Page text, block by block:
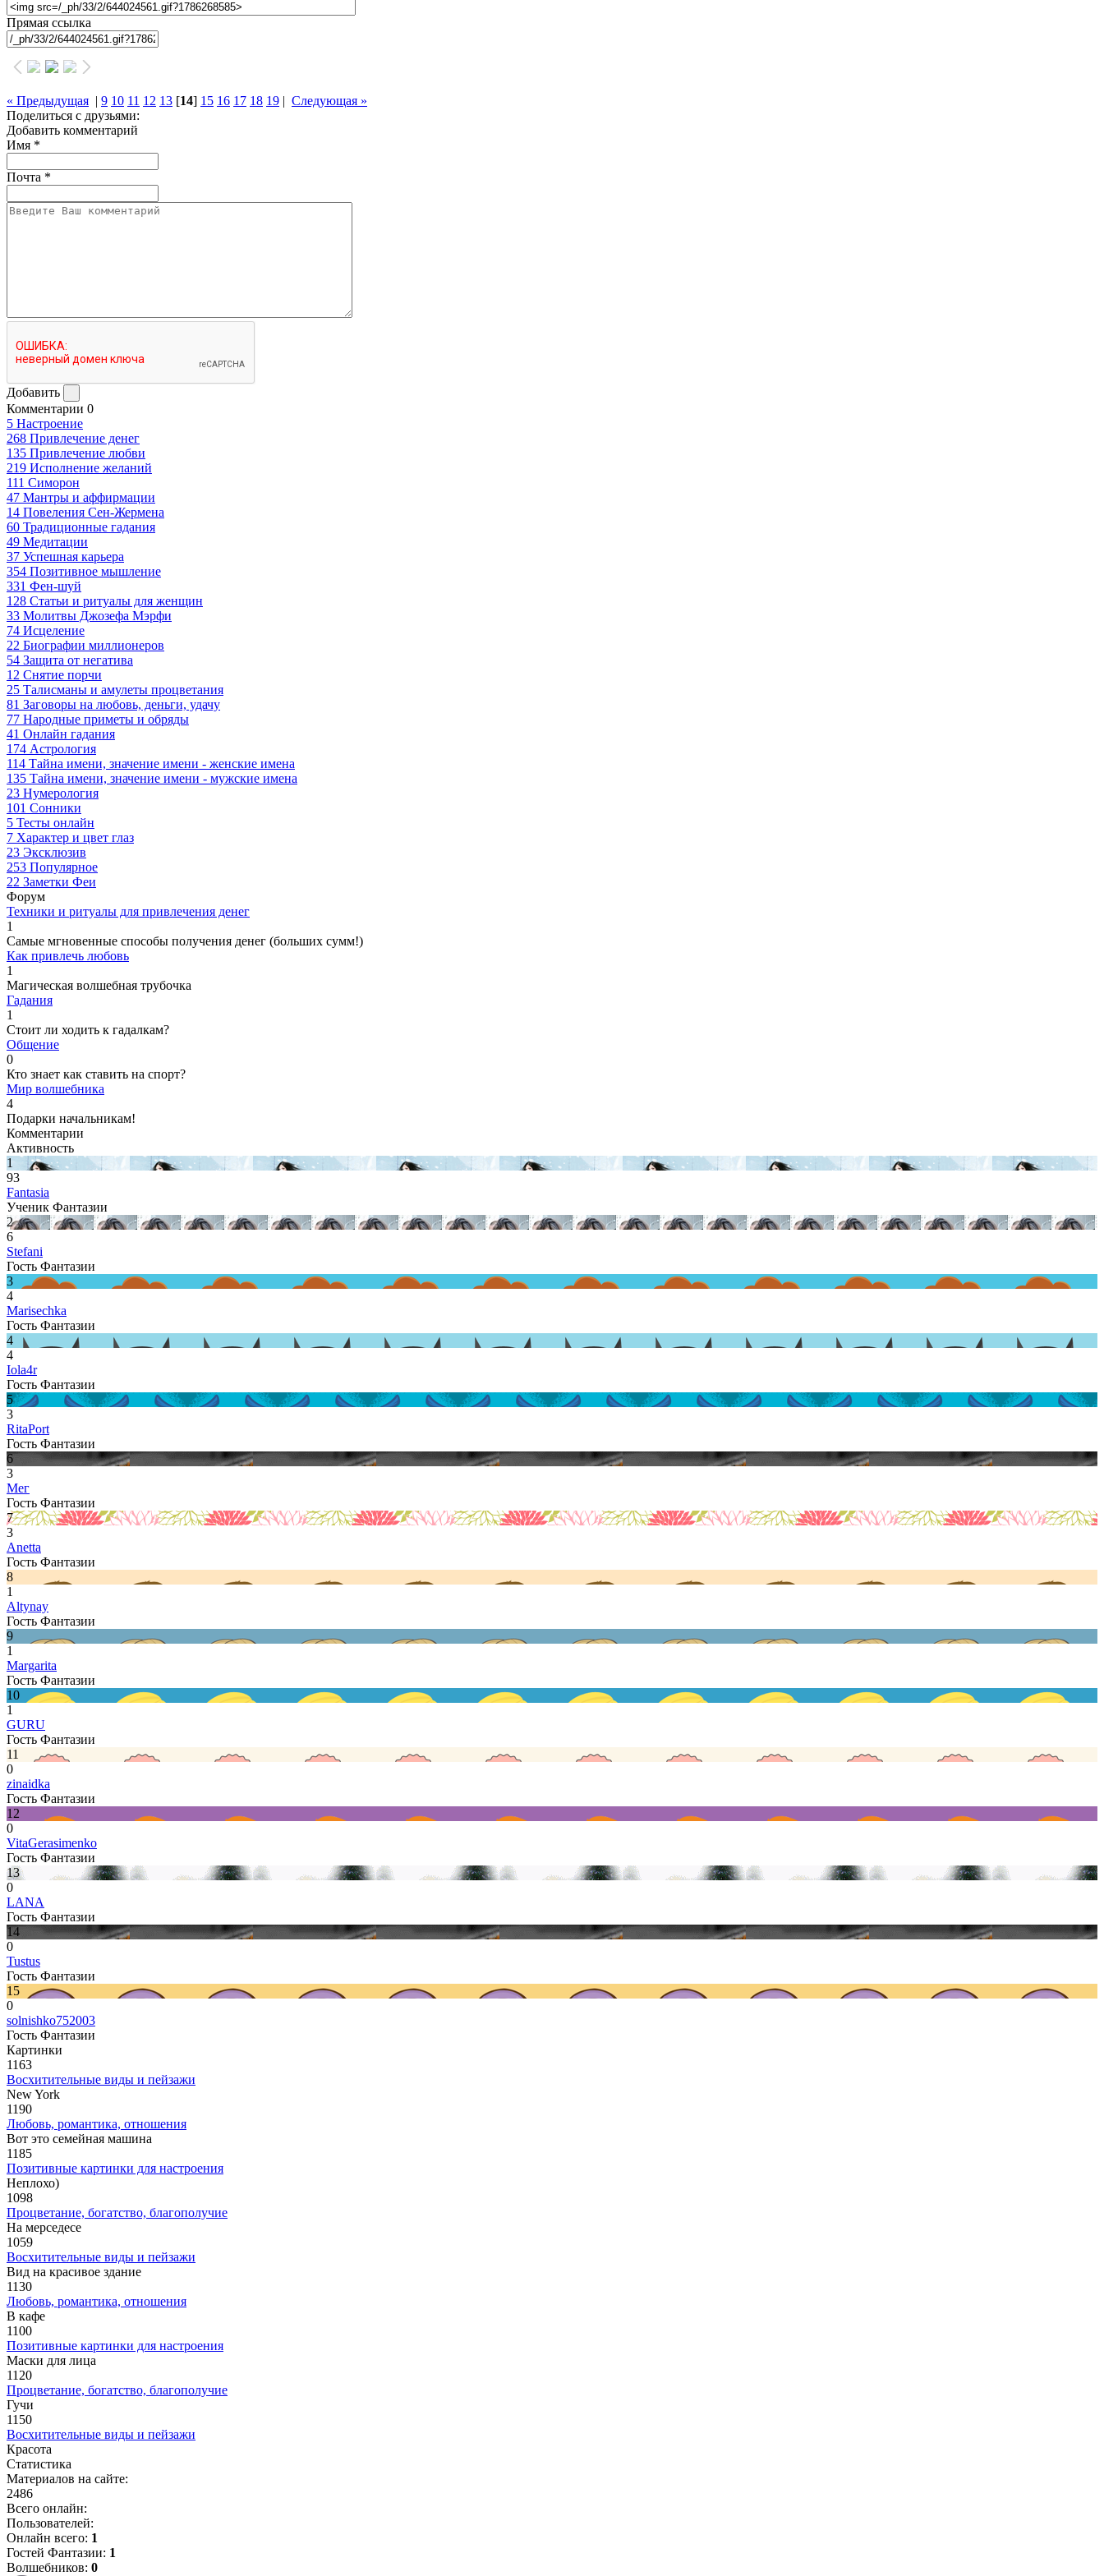
Прямая ссылка
« Предыдущая | 9 10 11 12 13 [14] 15 16 17 18 19 | Следующая »
Поделиться с друзьями:
Добавить комментарий
Имя *
Почта *
Добавить
Комментарии 0
5 Настроение
268 Привлечение денег
135 Привлечение любви
219 Исполнение желаний
111 Симорон
47 Мантры и аффирмации
14 Повеления Сен-Жермена
60 Традиционные гадания
49 Медитации
37 Успешная карьера
354 Позитивное мышление
331 Фен-шуй
128 Статьи и ритуалы для женщин
33 Молитвы Джозефа Мэрфи
74 Исцеление
22 Биографии миллионеров
54 Защита от негатива
12 Снятие порчи
25 Талисманы и амулеты процветания
81 Заговоры на любовь, деньги, удачу
77 Народные приметы и обряды
41 Онлайн гадания
174 Астрология
114 Тайна имени, значение имени - женские имена
135 Тайна имени, значение имени - мужские имена
23 Нумерология
101 Сонники
5 Тесты онлайн
7 Характер и цвет глаз
23 Эксклюзив
253 Популярное
22 Заметки Феи
Форум
Техники и ритуалы для привлечения денег
1
Самые мгновенные способы получения денег (больших сумм!)
Как привлечь любовь
1
Магическая волшебная трубочка
Гадания
1
Стоит ли ходить к гадалкам?
Общение
0
Кто знает как ставить на спорт?
Мир волшебника
4
Подарки начальникам!
Комментарии
Активность
1
93
Fantasia
Ученик Фантазии
2
6
Stefani
Гость Фантазии
3
4
Marisechka
Гость Фантазии
4
4
Iola4r
Гость Фантазии
5
3
RitaPort
Гость Фантазии
6
3
Мег
Гость Фантазии
7
3
Anetta
Гость Фантазии
8
1
Altynay
Гость Фантазии
9
1
Margarita
Гость Фантазии
10
1
GURU
Гость Фантазии
11
0
zinaidka
Гость Фантазии
12
0
VitaGerasimenko
Гость Фантазии
13
0
LANA
Гость Фантазии
14
0
Tustus
Гость Фантазии
15
0
solnishko752003
Гость Фантазии
Картинки
1163
Восхитительные виды и пейзажи
New York
1190
Любовь, романтика, отношения
Вот это семейная машина
1185
Позитивные картинки для настроения
Неплохо)
1098
Процветание, богатство, благополучие
На мерседесе
1059
Восхитительные виды и пейзажи
Вид на красивое здание
1130
Любовь, романтика, отношения
В кафе
1100
Позитивные картинки для настроения
Маски для лица
1120
Процветание, богатство, благополучие
Гучи
1150
Восхитительные виды и пейзажи
Красота
Статистика
Материалов на сайте:
2486
Всего онлайн:
Пользователей:
Онлайн всего: 1
Гостей Фантазии: 1
Волшебников: 0